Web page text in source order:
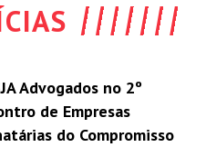
Advogados no 2º
de Empresas
do Compromisso